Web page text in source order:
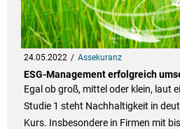
24.05.2022 Assekuranz
ESG-Management erfolgreich
Egal ob groß, mittel oder klein, laut
Studie 1 steht Nachhaltigkeit in
Kurs. Insbesondere in Firmen mit